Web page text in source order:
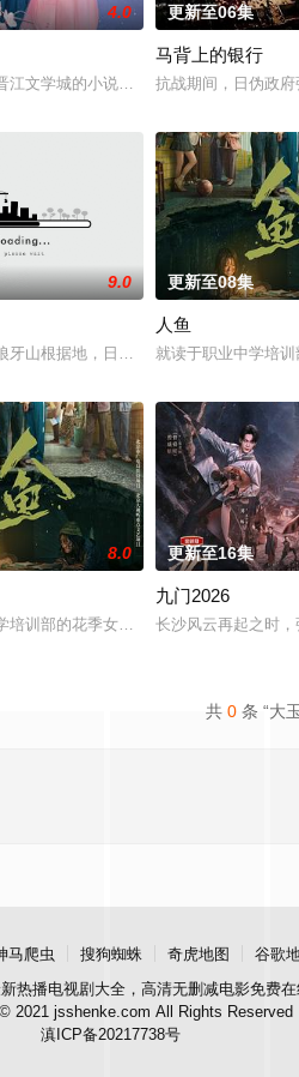
女子。十年前的她被他从死人堆里救出
求老炮儿顾炎带自己用程序员身份卧底
4.0
江文学城的小说《平阳公主》。
更新至06集
马背上的银行
抗战期间，日伪政
高中状元，却渴望寻求强国之路。他毅
中面对专业挑战与境外竞争，通过创新
9.0
牙山根据地，日军大队长野田天一、中
更新至08集
人鱼
就读于职业中学培
和生物学意义上的喜欢。”那个夜晚，他
演习中，郭子剑因不满演习流于形式
8.0
培训部的花季女生苏琳（黄杨钿甜 饰）
更新至16集
九门2026
长沙风云再起之时
共 0 条 “大
马爬虫 搜狗蜘蛛 奇虎地图 谷歌
热播电视剧大全，高清无删减电影免费
2021 jsshenke.com All Rights Reserved
滇ICP备20217738号